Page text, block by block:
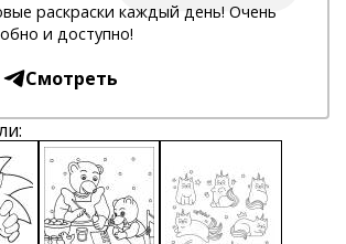
раскраски каждый день! Очень
и доступно!
Смотреть